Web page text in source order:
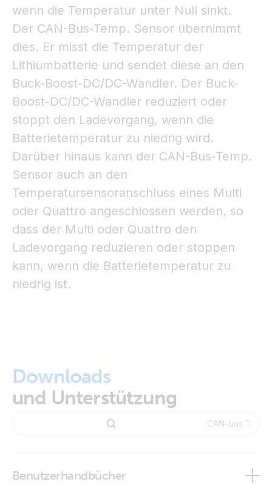
wenn die Temperatur unter Null sinkt.
Der CAN-Bus-Temp. Sensor übernimmt
dies. Er misst die Temperatur der
Lithiumbatterie und sendet diese an den
Buck-Boost-DC/DC-Wandler. Der Buck-
Boost-DC/DC-Wandler reduziert oder
stoppt den Ladevorgang, wenn die
Batterietemperatur zu niedrig wird.
Darüber hinaus kann der CAN-Bus-Temp.
Sensor auch an den
Temperatursensoranschluss eines Multi
oder Quattro angeschlossen werden, so
dass der Multi oder Quattro den
Ladevorgang reduzieren oder stoppen
kann, wenn die Batterietemperatur zu
niedrig ist.
Downloads
und Unterstützung
Benutzerhandbücher